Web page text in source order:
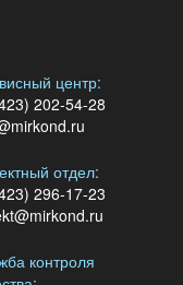
центр:
202-54-28
отдел:
296-17-23
контроля